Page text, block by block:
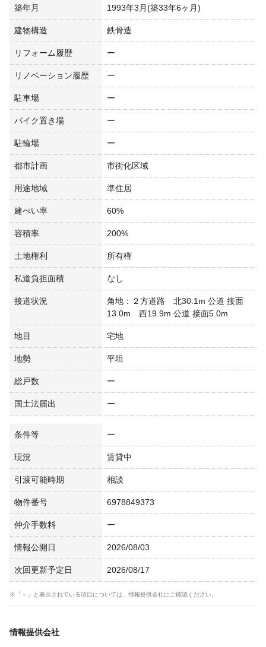
築年月 1993年3月(築33年6ヶ月)
建物構造 鉄骨造
リフォーム履歴 ー
リノベーション履歴 ー
駐車場 ー
バイク置き場 ー
駐輪場 ー
都市計画 市街化区域
用途地域 準住居
建ぺい率 60%
容積率 200%
土地権利 所有権
私道負担面積 なし
接道状況
角地：２方道路 北30.1m 公道 接面
13.0m 西19.9m 公道 接面5.0m
地目 宅地
地勢 平坦
総戸数 ー
国土法届出 ー
条件等 ー
現況 賃貸中
引渡可能時期 相談
物件番号 6978849373
仲介手数料 ー
情報公開日 2026/08/03
次回更新予定日 2026/08/17
※「－」と表示されている項目については、情報提供会社にご確認ください。
情報提供会社